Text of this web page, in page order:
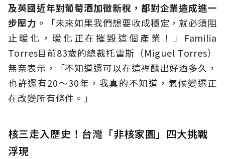
及英國近年對葡萄酒加徵新稅，都對企業造成進一
步壓力。
「未來如果我們想要收成穩定，就必須阻
止暖化，暖化正在摧毀這個產業！」Familia
Torres目前83歲的總裁托雷斯（Miguel Torres）
無奈表示，「不知道還可以在這裡釀出好酒多久，
也許還有20～30年，我真的不知道，氣候變遷正
在改變所有條件。」
核三走入歷史！台灣「非核家園」四大挑戰
浮現